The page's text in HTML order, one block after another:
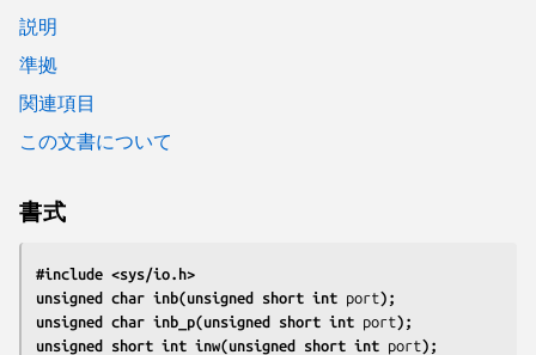
説明
準拠
関連項目
この文書について
書式
#include <sys/io.h>
unsigned char inb(unsigned short int port);
unsigned char inb_p(unsigned short int port);
unsigned short int inw(unsigned short int port);